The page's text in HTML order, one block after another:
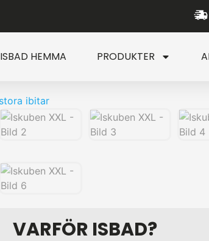
ISBAD HEMMA PRODUKTER
VARFÖR ISBAD?